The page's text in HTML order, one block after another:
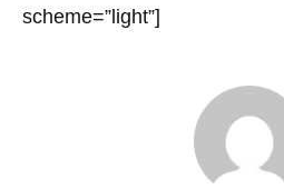
scheme=”light”]